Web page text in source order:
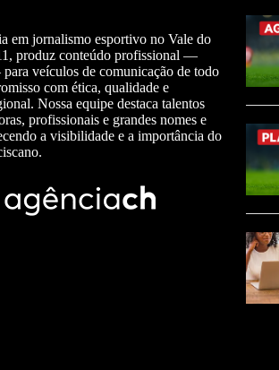
em jornalismo esportivo no Vale do
produz conteúdo profissional —
veículos de comunicação de todo
com ética, qualidade e
Nossa equipe destaca talentos
profissionais e grandes nomes e
a visibilidade e a importância do